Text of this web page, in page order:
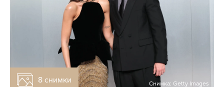
8 снимки Снимка: Getty Images